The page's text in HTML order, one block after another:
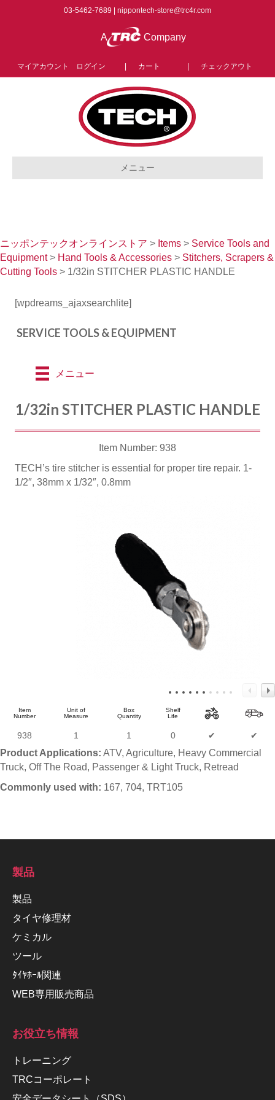
03-5462-7689 | nippontech-store@trc4r.com
A Company
マイアカウント ログイン カート チェックアウト
メニュー
ニッポンテックオンラインストア > Items > Service Tools and
Equipment> Hand Tools & Accessories > Stitchers, Scrapers &
Cutting Tools > 1/32in STITCHER PLASTIC HANDLE
[wpdreams_ajaxsearchlite]
SERVICE TOOLS & EQUIPMENT
メニュー
1/32in STITCHER PLASTIC HANDLE
Item Number: 938
TECH’s tire stitcher is essential for proper tire repair. 1-
1/2″, 38mm x 1/32″, 0.8mm
Item
Number
Unit of
Measure
Box
Quantity
Shelf
Life
938 1 1 0 ✔ ✔
Product Applications: ATV, Agriculture, Heavy Commercial
Truck, Off The Road, Passenger & Light Truck, Retread
Commonly used with: 167, 704, TRT105
製品
製品
タイヤ修理材
ケミカル
ツール
ﾀｲﾔﾎｰﾙ関連
WEB専用販売商品
お役立ち情報
トレーニング
TRCコーポレート